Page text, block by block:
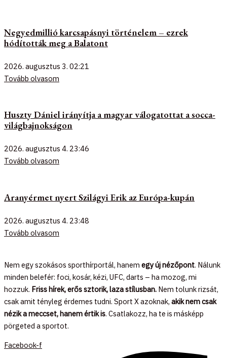
Negyedmillió karcsapásnyi történelem – ezrek
hódították meg a Balatont
2026. augusztus 3. 02:21
Tovább olvasom
Huszty Dániel irányítja a magyar válogatottat a socca-
világbajnokságon
2026. augusztus 4. 23:46
Tovább olvasom
Aranyérmet nyert Szilágyi Erik az Európa-kupán
2026. augusztus 4. 23:48
Tovább olvasom
Nem egy szokásos sporthírportál, hanem egy új nézőpont. Nálunk
minden belefér: foci, kosár, kézi, UFC, darts – ha mozog, mi
hozzuk. Friss hírek, erős sztorik, laza stílusban. Nem tolunk rizsát,
csak amit tényleg érdemes tudni. Sport X azoknak, akik nem csak
nézik a meccset, hanem értik is. Csatlakozz, ha te is másképp
pörgeted a sportot.
Facebook-f